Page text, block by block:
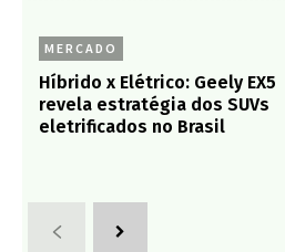
MERCADO
Híbrido x Elétrico: Geely EX5
revela estratégia dos SUVs
eletrificados no Brasil